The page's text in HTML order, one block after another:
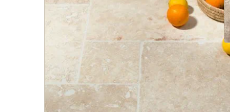
Marmorfliesen
Antike Fliesen
Graue
Marmorplatten
Quarzitplatten
Polygonalplatten
Poolumrandung
Graue
Bestellung ändern & Stornieren
Musterversand
Lieferung & Transport
Gartengestaltung
Wohnstile
Kundenimpressionen
Quarzit
Sandstein
Schiefer
Travertin